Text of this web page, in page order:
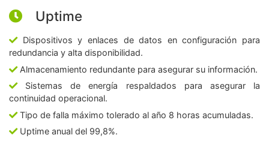
Uptime
Dispositivos y enlaces de datos en configuración para
redundancia y alta disponibilidad.
Almacenamiento redundante para asegurar su información.
Sistemas de energía respaldados para asegurar la
continuidad operacional.
Tipo de falla máximo tolerado al año 8 horas acumuladas.
Uptime anual del 99,8%.